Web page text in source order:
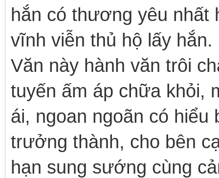
hắn có thương yêu nhất
vĩnh viễn thủ hộ lấy hắn.
Văn này hành văn trôi
tuyến ấm áp chữa khỏi,
ái, ngoan ngoãn có
trưởng thành, cho bên
hạn sung sướng cùng